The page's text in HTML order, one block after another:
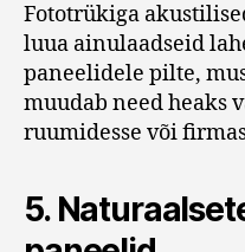
Fototrükiga
luua ainulaadseid
paneelidele pilte,
muudab need heaks
ruumidesse või
5.